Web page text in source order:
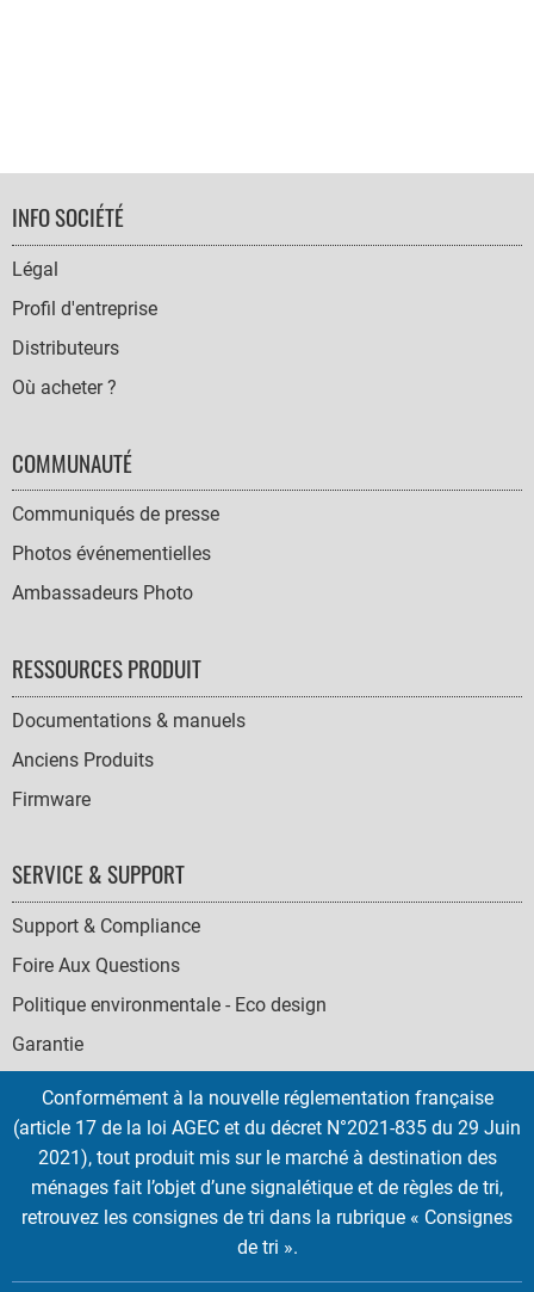
FOOTER
NAVIGATION
INFO SOCIÉTÉ
Légal
Profil d'entreprise
Distributeurs
Où acheter ?
COMMUNAUTÉ
Communiqués de presse
Photos événementielles
Ambassadeurs Photo
RESSOURCES PRODUIT
Documentations & manuels
Anciens Produits
Firmware
SERVICE & SUPPORT
Support & Compliance
Foire Aux Questions
Politique environmentale - Eco design
Garantie
SOCIAL
ICONS
Deutsch Italian
Conformément à la nouvelle réglementation française
(article 17 de la loi AGEC et du décret N°2021-835 du 29 Juin
2021), tout produit mis sur le marché à destination des
ménages fait l’objet d’une signalétique et de règles de tri,
retrouvez les consignes de tri dans la rubrique « Consignes
de tri ».